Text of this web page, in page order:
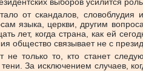
от скандалов, словоблудия
языка, церкви, другим
лет, когда страна, как ей
общество связывает не с
не только то, кто станет
тени. За исключением случаев,